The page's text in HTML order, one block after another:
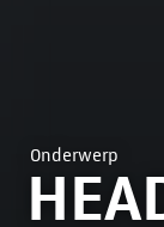
Onderwerp